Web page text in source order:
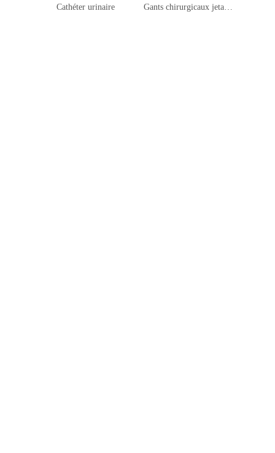
Cathéter urinaire Gants chirurgicaux jetables à usage médical